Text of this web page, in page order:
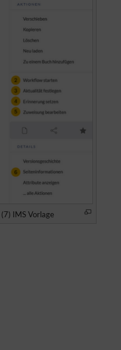
IMS Vorlage